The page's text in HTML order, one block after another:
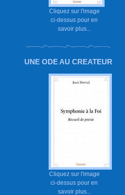
Cliquez sur l'image
ci-dessus pour en
savoir plus...
UNE ODE AU CREATEUR
Cliquez sur l'image
ci-dessus pour en
savoir plus...